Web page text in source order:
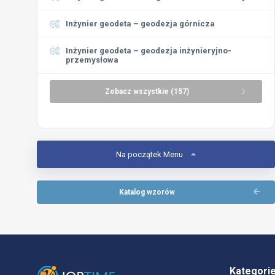
Inżynier geodeta – geodezja górnicza
Inżynier geodeta – geodezja inżynieryjno-
przemysłowa
Zobacz wszystkie (157)
Na początek Menu
Katalog wzorów